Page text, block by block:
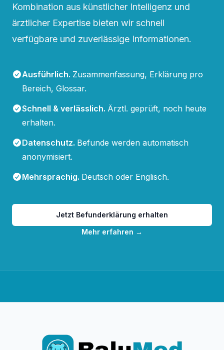
Kombination aus künstlicher Intelligenz und
ärztlicher Expertise bieten wir schnell
verfügbare und zuverlässige Informationen.
Ausführlich. Zusammenfassung, Erklärung pro
Bereich, Glossar.
Schnell & verlässlich. Ärztl. geprüft, noch heute
erhalten.
Datenschutz. Befunde werden automatisch
anonymisiert.
Mehrsprachig. Deutsch oder Englisch.
Jetzt Befunderklärung erhalten
Mehr erfahren →